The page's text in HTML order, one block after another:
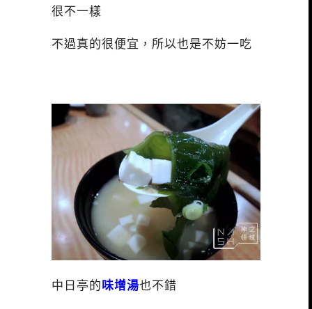
很不一樣
不過真的很便宜，所以也是不妨一吃
中日亭的味增湯也不錯